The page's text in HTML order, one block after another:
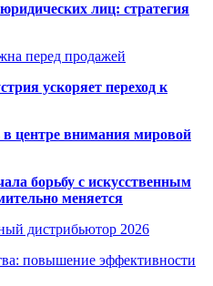
лиц: стратегия
перед продажей
ускоряет переход к
в центре внимания мировой
борьбу с искусственным
меняется
дистрибьютор 2026
повышение эффективности